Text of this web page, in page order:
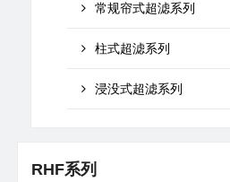
常规帘式超滤系列
柱式超滤系列
浸没式超滤系列
RHF系列